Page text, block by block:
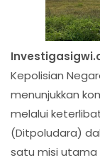
Kepolisian
menunjukkan
melalui
(Ditpoludara)
satu misi utama